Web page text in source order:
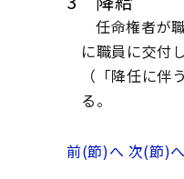
任命権者が
に職員に交付
（「降任に
る。
前(節)へ 次(節)へ